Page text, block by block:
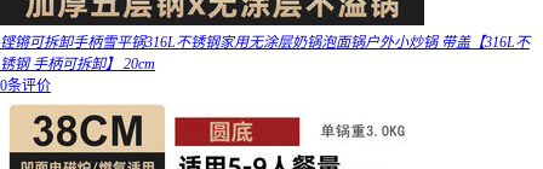
铿锵可拆卸手柄雪平锅316L不锈钢家用无涂层奶锅泡面锅户外小炒锅 带盖【316L不
锈钢 手柄可拆卸】 20cm
0条评价